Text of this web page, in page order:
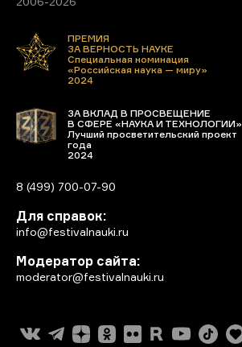
ПРЕМИЯ
ЗА ВЕРНОСТЬ НАУКЕ
Специальная номинация
«Российская наука — миру»
2024
ЗА ВКЛАД В ПРОСВЕЩЕНИЕ
В СФЕРЕ «НАУКА И ТЕХНОЛОГИИ»
Лучший просветительский проект
года
2024
8 (499) 700-07-90
Для справок:
info@festivalnauki.ru
Модератор сайта:
moderator@festivalnauki.ru